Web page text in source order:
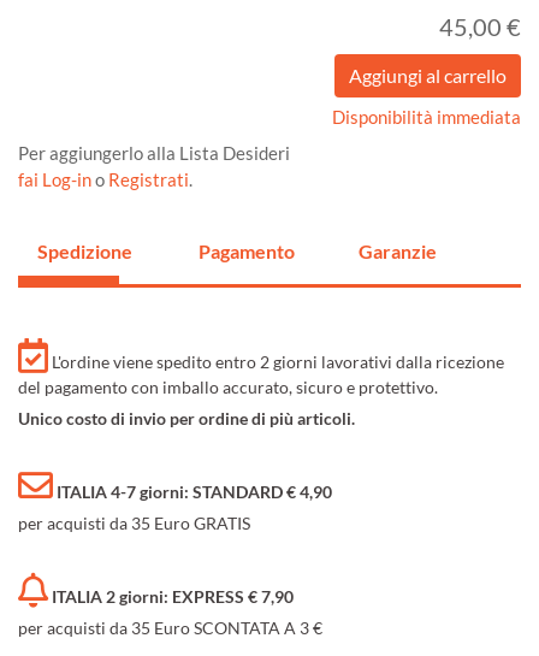
45,00 €
Disponibilità immediata
Per aggiungerlo alla Lista Desideri
fai Log-ino Registrati.
Spedizione Pagamento Garanzie
L'ordine viene spedito entro 2 giorni lavorativi dalla ricezione
del pagamento con imballo accurato, sicuro e protettivo.
Unico costo di invio per ordine di più articoli.
ITALIA 4-7 giorni: STANDARD € 4,90
per acquisti da 35 Euro GRATIS
ITALIA 2 giorni: EXPRESS € 7,90
per acquisti da 35 Euro SCONTATA A 3 €